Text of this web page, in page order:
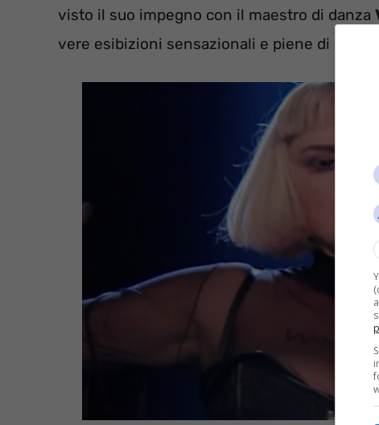
visto il suo impegno con il maestro di danza
vere esibizioni sensazionali e piene di